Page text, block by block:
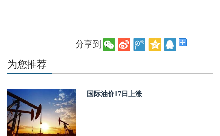
分享到：
为您推荐
国际油价17日上涨